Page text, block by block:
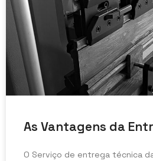
As Vantagens da
O Serviço de entrega técnica